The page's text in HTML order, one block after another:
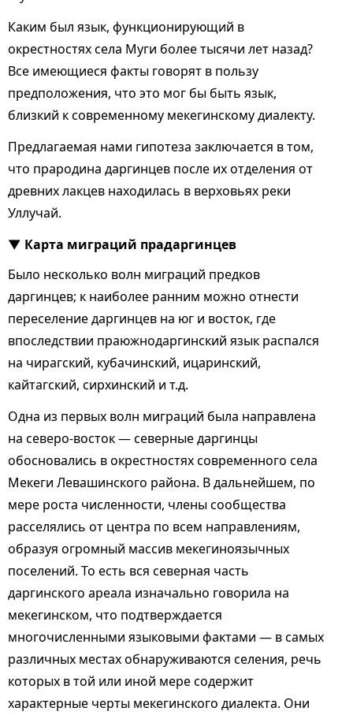
Каким был язык, функционирующий в
окрестностях села Муги более тысячи лет назад?
Все имеющиеся факты говорят в пользу
предположения, что это мог бы быть язык,
близкий к современному мекегинскому диалекту.
Предлагаемая нами гипотеза заключается в том,
что прародина даргинцев после их отделения от
древних лакцев находилась в верховьях реки
Уллучай.
Карта миграций прадаргинцев
Было несколько волн миграций предков
даргинцев; к наиболее ранним можно отнести
переселение даргинцев на юг и восток, где
впоследствии праюжнодаргинский язык распался
на чирагский, кубачинский, ицаринский,
кайтагский, сирхинский и т.д.
Одна из первых волн миграций была направлена
на северо-восток — северные даргинцы
обосновались в окрестностях современного села
Мекеги Левашинского района. В дальнейшем, по
мере роста численности, члены сообщества
расселялись от центра по всем направлениям,
образуя огромный массив мекегиноязычных
поселений. То есть вся северная часть
даргинского ареала изначально говорила на
мекегинском, что подтверждается
многочисленными языковыми фактами — в самых
различных местах обнаруживаются селения, речь
которых в той или иной мере содержит
характерные черты мекегинского диалекта. Они